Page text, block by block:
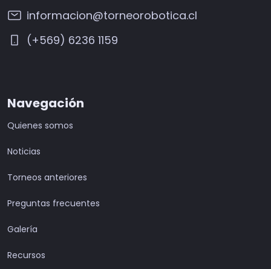
informacion@torneorobotica.cl
(+569) 6236 1159
Navegación
Quienes somos
Noticias
Torneos anteriores
Preguntas frecuentes
Galería
Recursos